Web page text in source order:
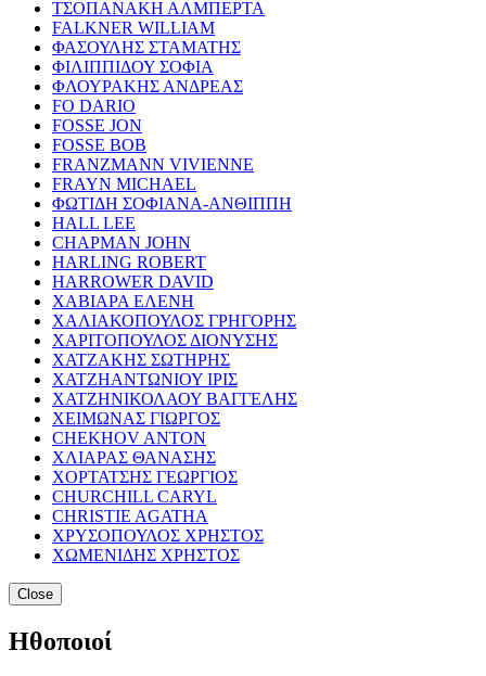
ΤΣΟΠΑΝΑΚΗ ΑΛΜΠΕΡΤΑ
FALKNER WILLIAM
ΦΑΣΟΥΛΗΣ ΣΤΑΜΑΤΗΣ
ΦΙΛΙΠΠΙΔΟΥ ΣΟΦΙΑ
ΦΛΟΥΡΑΚΗΣ ΑΝΔΡΕΑΣ
FO DARIO
FOSSE JON
FOSSE BOB
FRANZMANN VIVIENNE
FRAYN MICHAEL
ΦΩΤΙΔΗ ΣΟΦΙΑΝΑ-ΑΝΘΙΠΠΗ
HALL LEE
CHAPMAN JOHN
HARLING ROBERT
HARROWER DAVID
ΧΑΒΙΑΡΑ ΕΛΕΝΗ
ΧΑΛΙΑΚΟΠΟΥΛΟΣ ΓΡΗΓΟΡΗΣ
ΧΑΡΙΤΟΠΟΥΛΟΣ ΔΙΟΝΥΣΗΣ
ΧΑΤΖΑΚΗΣ ΣΩΤΗΡΗΣ
ΧΑΤΖΗΑΝΤΩΝΙΟΥ ΙΡΙΣ
ΧΑΤΖΗΝΙΚΟΛΑΟΥ ΒΑΓΓΕΛΗΣ
ΧΕΙΜΩΝΑΣ ΓΙΩΡΓΟΣ
CHEKHOV ANTON
ΧΛΙΑΡΑΣ ΘΑΝΑΣΗΣ
ΧΟΡΤΑΤΣΗΣ ΓΕΩΡΓΙΟΣ
CHURCHILL CARYL
CHRISTIE AGATHA
ΧΡΥΣΟΠΟΥΛΟΣ ΧΡΗΣΤΟΣ
ΧΩΜΕΝΙΔΗΣ ΧΡΗΣΤΟΣ
Close
Ηθοποιοί